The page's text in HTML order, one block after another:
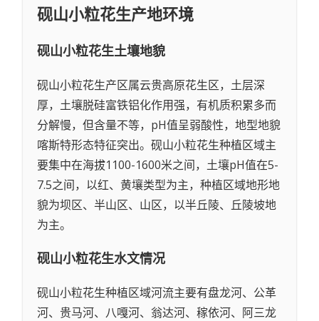
砚山小粒花生产地环境
砚山小粒花生土壤地貌
砚山小粒花生产区属云贵高原花生区，土层深
厚，土壤脱硅富铁铝化作用强，有机质积累多而
分解慢，但含量不等，pH值呈弱酸性，地型地貌
喀斯特形态特征突出。砚山小粒花生种植区域主
要集中在海拔1100-1600米之间，土壤pH值在5-
7.5之间，以红、黄壤类型为主，种植区域地形地
貌为坝区、半山区、山区，以半丘陵、丘陵坡地
为主。
砚山小粒花生水文情况
砚山小粒花生种植区域河流主要有盘龙河、公革
河、贵马河、八嘎河、翁达河、稼依河、阿三龙